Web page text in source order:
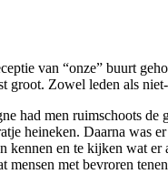
van “onze” buurt
groot. Zowel leden als
had men ruimschoots
heineken. Daarna was
kennen en te kijken wat er
mensen met bevroren